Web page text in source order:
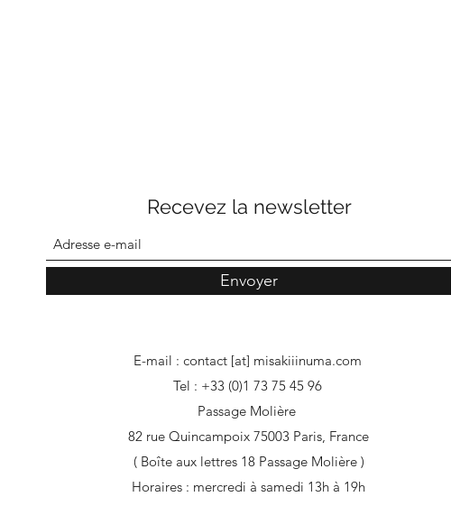
Recevez la newsletter
Envoyer
E-mail : contact [at] misakiiinuma.com
Tel : +33 (0)1 73 75 45 96
Passage Molière
82 rue Quincampoix 75003 Paris, France
( Boîte aux lettres 18 Passage Molière )
Horaires : mercredi à samedi 13h à 19h